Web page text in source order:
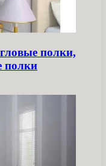
полки,
полки